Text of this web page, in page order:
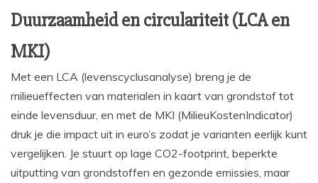
Duurzaamheid en circulariteit (LCA en
MKI)
Met een LCA (levenscyclusanalyse) breng je de
milieueffecten van materialen in kaart van grondstof tot
einde levensduur, en met de MKI (MilieuKostenIndicator)
druk je die impact uit in euro’s zodat je varianten eerlijk kunt
vergelijken. Je stuurt op lage CO2-footprint, beperkte
uitputting van grondstoffen en gezonde emissies, maar